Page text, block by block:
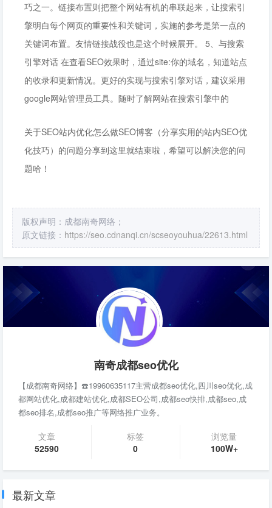
巧之一。链接布置则把整个网站有机的串联起来，让搜索引
擎明白每个网页的重要性和关键词，实施的参考是第一点的
关键词布置。友情链接战役也是这个时候展开。 5、与搜索
引擎对话 在查看SEO效果时，通过site:你的域名，知道站点
的收录和更新情况。更好的实现与搜索引擎对话，建议采用
google网站管理员工具。随时了解网站在搜索引擎中的
关于SEO站内优化怎么做SEO博客（分享实用的站内SEO优
化技巧）的问题分享到这里就结束啦，希望可以解决您的问
题哈！
版权声明：成都南奇网络；
原文链接： https://seo.cdnanqi.cn/scseoyouhua/22613.html
南奇成都seo优化
【成都南奇网络】☎️19960635117主营成都seo优化,四川seo优化,成
都网站优化,成都建站优化,成都SEO公司,成都seo快排,成都seo,成
都seo排名,成都seo推广等网络推广业务。
文章
52590
标签
0
浏览量
100W+
最新文章